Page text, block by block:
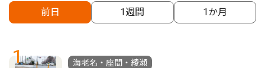
前日 1週間 1か月
1
海老名・座間・綾瀬